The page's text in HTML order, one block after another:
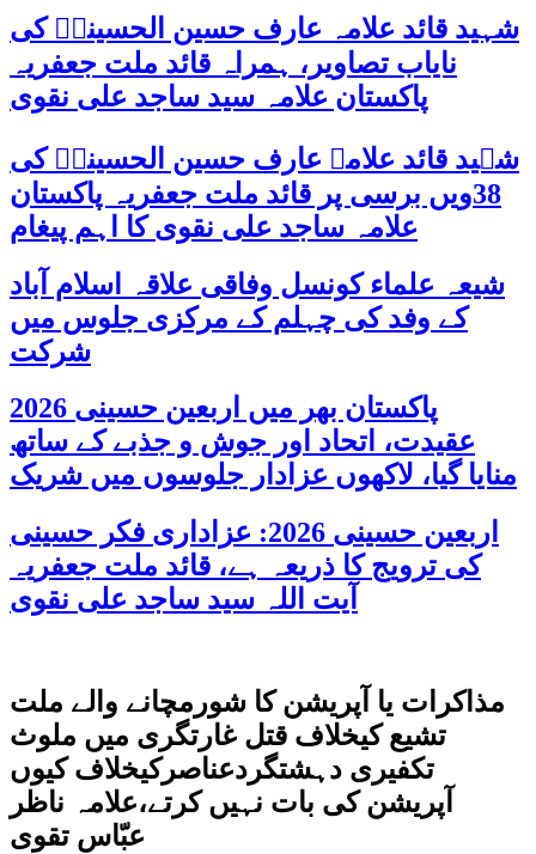
شہید قائد علامہ عارف حسین الحسینیؒ کی
نایاب تصاویر، ہمراہ قائد ملت جعفریہ
پاکستان علامہ سید ساجد علی نقوی
شہید قائد علامہ عارف حسین الحسینیؒ کی
38ویں برسی پر قائد ملت جعفریہ پاکستان
علامہ ساجد علی نقوی کا اہم پیغام
شیعہ علماء کونسل وفاقی علاقہ اسلام آباد
کے وفد کی چہلم کے مرکزی جلوس میں
شرکت
پاکستان بھر میں اربعین حسینی 2026
عقیدت، اتحاد اور جوش و جذبے کے ساتھ
منایا گیا، لاکھوں عزادار جلوسوں میں شریک
اربعین حسینی 2026: عزاداری فکر حسینی
کی ترویج کا ذریعہ ہے، قائد ملت جعفریہ
آیت اللہ سید ساجد علی نقوی
مذاکرات یا آپریشن کا شورمچانے والے ملت
تشیع کیخلاف قتل غارتگری میں ملوث
تکفیری دہشتگردعناصرکیخلاف کیوں
آپریشن کی بات نہیں کرتے،علامہ ناظر
عبّاس تقوی